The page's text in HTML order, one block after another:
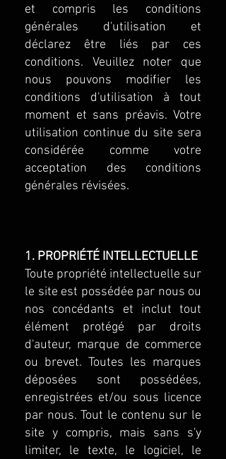
et compris les conditions
générales d'utilisation et
déclarez être liés par ces
conditions. Veuillez noter que
nous pouvons modifier les
conditions d'utilisation à tout
moment et sans préavis. Votre
utilisation continue du site sera
considérée comme votre
acceptation des conditions
générales révisées.
1. PROPRIÉTÉ INTELLECTUELLE
Toute propriété intellectuelle sur
le site est possédée par nous ou
nos concédants et inclut tout
élément protégé par droits
d'auteur, marque de commerce
ou brevet. Toutes les marques
déposées sont possédées,
enregistrées et/ou sous licence
par nous. Tout le contenu sur le
site y compris, mais sans s'y
limiter, le texte, le logiciel, le